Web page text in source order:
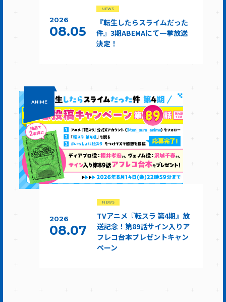
2026
08.05
NEWS
『転生したらスライムだった
件』3期ABEMAにて一挙放送
決定！
ANIME
2026
08.07
NEWS
TVアニメ『転スラ 第4期』放
送記念！第89話サイン入りア
フレコ台本プレゼントキャン
ペーン